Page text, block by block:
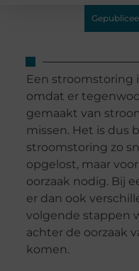
Een stroomstoring
omdat er
gemaakt van
missen. Het is dus
stroomstoring zo
opgelost, maar
oorzaak nodig. Bij
er dan ook
volgende stappen
achter de oorzaak
komen.